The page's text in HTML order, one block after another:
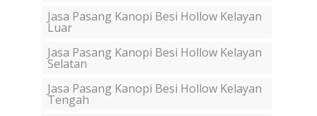
Jasa Pasang Kanopi Besi Hollow Kelayan
Luar
Jasa Pasang Kanopi Besi Hollow Kelayan
Selatan
Jasa Pasang Kanopi Besi Hollow Kelayan
Tengah